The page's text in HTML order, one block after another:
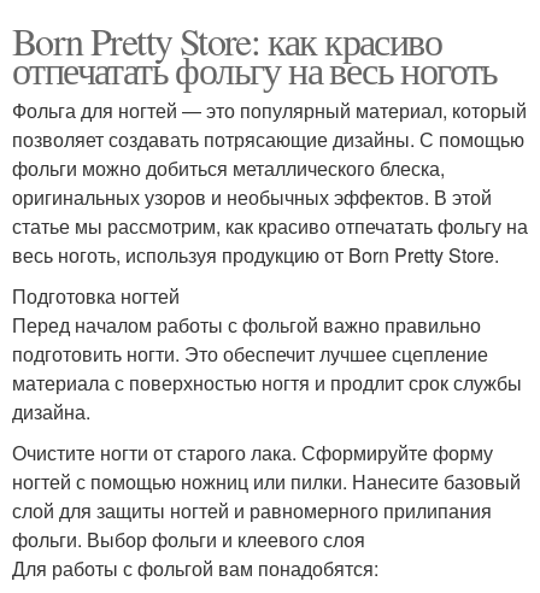
Born Pretty Store: как красиво
отпечатать фольгу на весь ноготь
Фольга для ногтей — это популярный материал, который
позволяет создавать потрясающие дизайны. С помощью
фольги можно добиться металлического блеска,
оригинальных узоров и необычных эффектов. В этой
статье мы рассмотрим, как красиво отпечатать фольгу на
весь ноготь, используя продукцию от Born Pretty Store.
Подготовка ногтей
Перед началом работы с фольгой важно правильно
подготовить ногти. Это обеспечит лучшее сцепление
материала с поверхностью ногтя и продлит срок службы
дизайна.
Очистите ногти от старого лака. Сформируйте форму
ногтей с помощью ножниц или пилки. Нанесите базовый
слой для защиты ногтей и равномерного прилипания
фольги. Выбор фольги и клеевого слоя
Для работы с фольгой вам понадобятся: